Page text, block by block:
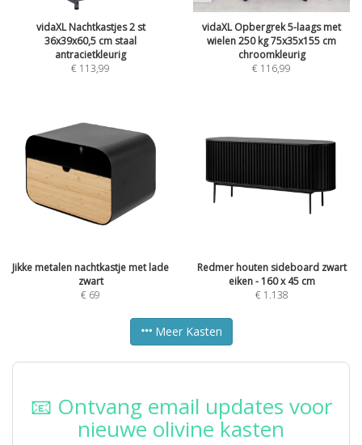
vidaXL Nachtkastjes 2 st
36x39x60,5 cm staal
antracietkleurig
€ 113,99
vidaXL Opbergrek 5-laags met
wielen 250 kg 75x35x155 cm
chroomkleurig
€ 116,99
Jikke metalen nachtkastje met lade
zwart
€ 69
Redmer houten sideboard zwart
eiken - 160 x 45 cm
€ 1.138
Meer Kasten
📧 Ontvang email updates voor
nieuwe olivine kasten